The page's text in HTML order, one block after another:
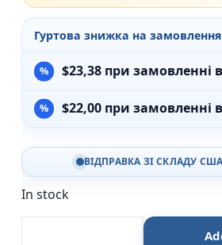
Гуртова знижка на замовлення
$23,38 при замовленні
$22,00 при замовленні
ВІДПРАВКА ЗІ СКЛАДУ
In stock
Люди, з якими ми